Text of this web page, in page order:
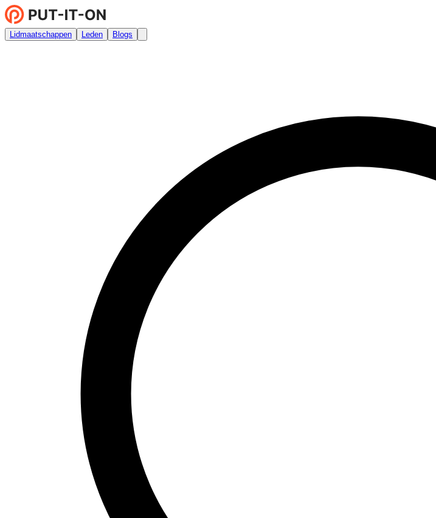
Lidmaatschappen Leden Blogs